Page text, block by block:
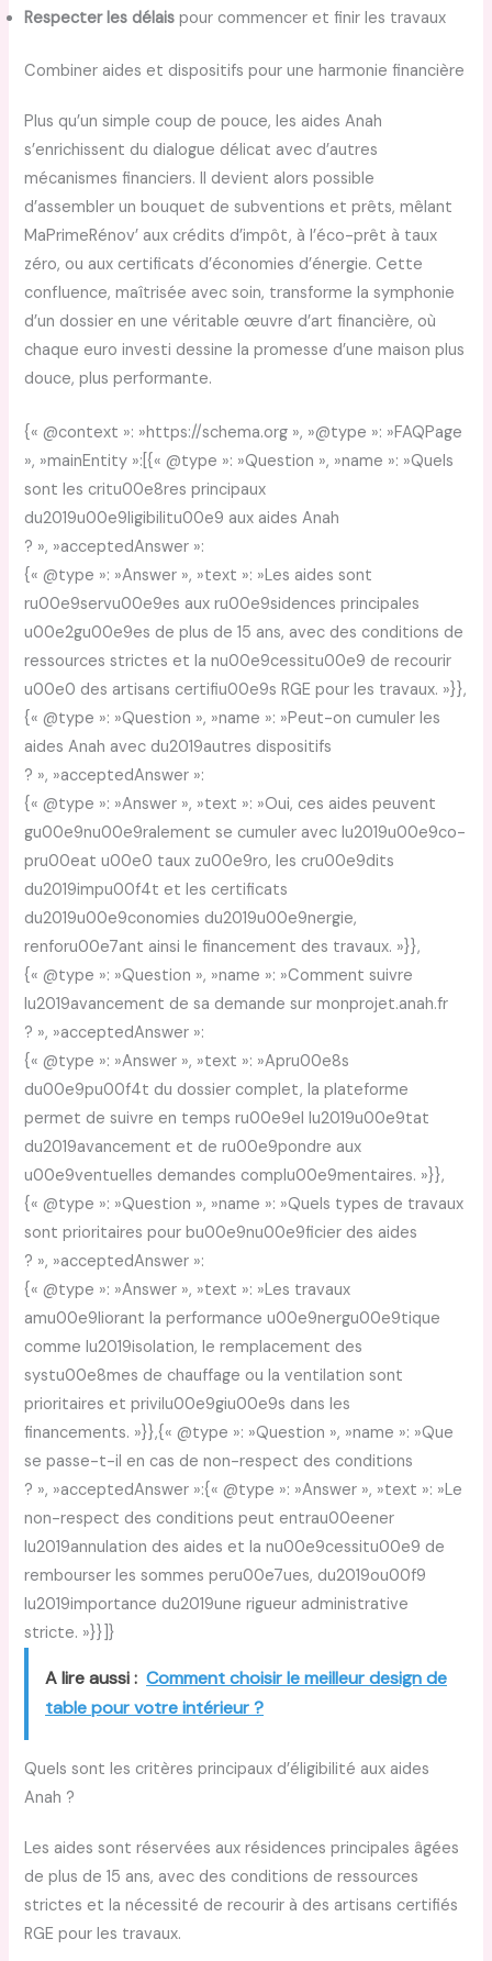
Respecter les délais pour commencer et finir les travaux
Combiner aides et dispositifs pour une harmonie financière
Plus qu’un simple coup de pouce, les aides Anah
s’enrichissent du dialogue délicat avec d’autres
mécanismes financiers. Il devient alors possible
d’assembler un bouquet de subventions et prêts, mêlant
MaPrimeRénov’ aux crédits d’impôt, à l’éco-prêt à taux
zéro, ou aux certificats d’économies d’énergie. Cette
confluence, maîtrisée avec soin, transforme la symphonie
d’un dossier en une véritable œuvre d’art financière, où
chaque euro investi dessine la promesse d’une maison plus
douce, plus performante.
{« @context »: »https://schema.org », »@type »: »FAQPage
», »mainEntity »:[{« @type »: »Question », »name »: »Quels
sont les critu00e8res principaux
du2019u00e9ligibilitu00e9 aux aides Anah
? », »acceptedAnswer »:
{« @type »: »Answer », »text »: »Les aides sont
ru00e9servu00e9es aux ru00e9sidences principales
u00e2gu00e9es de plus de 15 ans, avec des conditions de
ressources strictes et la nu00e9cessitu00e9 de recourir
u00e0 des artisans certifiu00e9s RGE pour les travaux. »}},
{« @type »: »Question », »name »: »Peut-on cumuler les
aides Anah avec du2019autres dispositifs
? », »acceptedAnswer »:
{« @type »: »Answer », »text »: »Oui, ces aides peuvent
gu00e9nu00e9ralement se cumuler avec lu2019u00e9co-
pru00eat u00e0 taux zu00e9ro, les cru00e9dits
du2019impu00f4t et les certificats
du2019u00e9conomies du2019u00e9nergie,
renforu00e7ant ainsi le financement des travaux. »}},
{« @type »: »Question », »name »: »Comment suivre
lu2019avancement de sa demande sur monprojet.anah.fr
? », »acceptedAnswer »:
{« @type »: »Answer », »text »: »Apru00e8s
du00e9pu00f4t du dossier complet, la plateforme
permet de suivre en temps ru00e9el lu2019u00e9tat
du2019avancement et de ru00e9pondre aux
u00e9ventuelles demandes complu00e9mentaires. »}},
{« @type »: »Question », »name »: »Quels types de travaux
sont prioritaires pour bu00e9nu00e9ficier des aides
? », »acceptedAnswer »:
{« @type »: »Answer », »text »: »Les travaux
amu00e9liorant la performance u00e9nergu00e9tique
comme lu2019isolation, le remplacement des
systu00e8mes de chauffage ou la ventilation sont
prioritaires et privilu00e9giu00e9s dans les
financements. »}},{« @type »: »Question », »name »: »Que
se passe-t-il en cas de non-respect des conditions
? », »acceptedAnswer »:{« @type »: »Answer », »text »: »Le
non-respect des conditions peut entrau00eener
lu2019annulation des aides et la nu00e9cessitu00e9 de
rembourser les sommes peru00e7ues, du2019ou00f9
lu2019importance du2019une rigueur administrative
stricte. »}}]}
A lire aussi : Comment choisir le meilleur design de
table pour votre intérieur ?
Quels sont les critères principaux d’éligibilité aux aides
Anah ?
Les aides sont réservées aux résidences principales âgées
de plus de 15 ans, avec des conditions de ressources
strictes et la nécessité de recourir à des artisans certifiés
RGE pour les travaux.